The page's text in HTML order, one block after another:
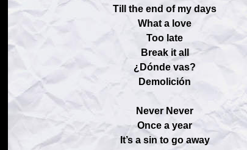
Till the end of my days
What a love
Too late
Break it all
¿Dónde vas?
Demolición
Never Never
Once a year
It’s a sin to go away